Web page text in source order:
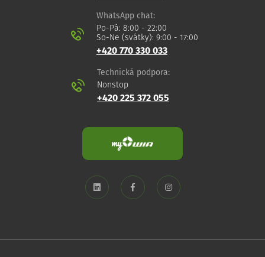
WhatsApp chat:
Po-Pá: 8:00 - 22:00
So-Ne (svátky): 9:00 - 17:00
+420 770 330 033
Technická podpora:
Nonstop
+420 225 372 055